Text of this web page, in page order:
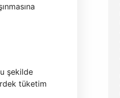
şekilde
tüketim